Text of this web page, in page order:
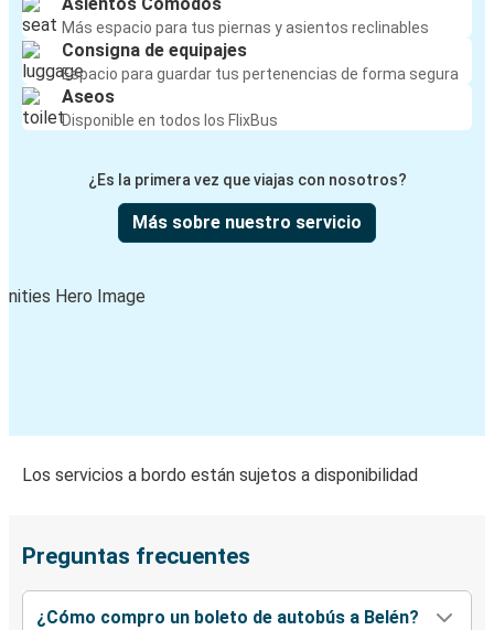
Más espacio para tus piernas y asientos reclinables
Consigna de equipajes
Espacio para guardar tus pertenencias de forma segura
Aseos
Disponible en todos los FlixBus
¿Es la primera vez que viajas con nosotros?
Más sobre nuestro servicio
Los servicios a bordo están sujetos a disponibilidad
Preguntas frecuentes
¿Cómo compro un boleto de autobús a Belén?